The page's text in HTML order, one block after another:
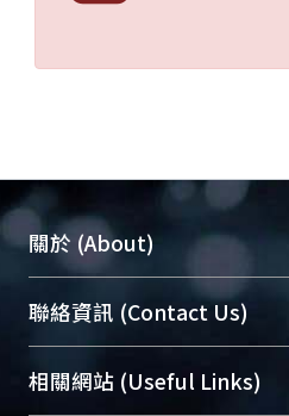
關於 (About)
臺大位居世界頂尖大學之
展現本校豐碩的研究成果
機構典藏（NTUR）與學術
台，成為臺大學術典藏
聯絡資訊 (Contact Us)
總館學科館員(Main Library)
相關網站 (Useful Links)